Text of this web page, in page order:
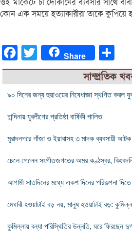
ওই মার্কেটে চা দোকানের ব্যবসার সাথে
কোন এক সময়ে হত্যাকারীরা তাকে কুপিয়ে
FacebookTwitter Share
সাম্প্রতিক
৯০ দিনের জন্য হুয়াওয়ের নিষেধাজ্ঞা স্থগিত করল
চান্দিনায় যুবলীগের প্রতিষ্ঠা বার্ষিকী পালিত
মুরাদনগরে গাঁজা ও ইয়াবাসহ ৩ মাদক ব্যবসায়ী আটক
চেলে গেলেন সংগীতজগতের অমর কণ্ঠস্বর,
আগামী সাতদিনের মধ্যে একশ দিনের পরিকল্পনা দিতে
মেধাবী হওয়াটাই বড় নয়, মানুষ হওয়াটাই বড়:
কুমিল্লায় বন্যা পরিস্থিতির উন্নতি, ঘরে ফিরছেন